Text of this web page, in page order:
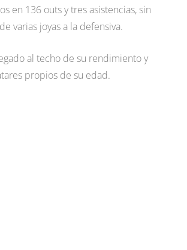
en 136 outs y tres asistencias, sin
varias joyas a la defensiva.
al techo de su rendimiento y
propios de su edad.